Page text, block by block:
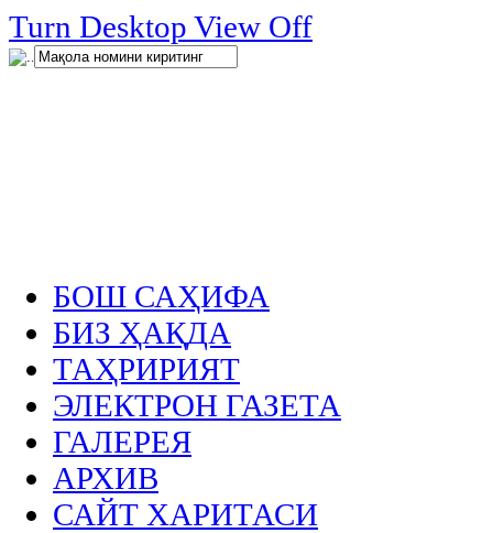
Turn Desktop View Off
.
БОШ САҲИФА
БИЗ ҲАҚДА
ТАҲРИРИЯТ
ЭЛЕКТРОН ГАЗЕТА
ГАЛЕРЕЯ
АРХИВ
САЙТ ХАРИТАСИ